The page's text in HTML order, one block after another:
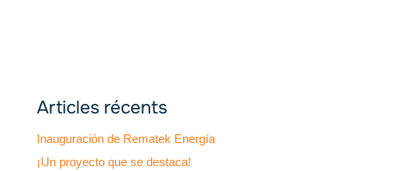
Articles récents
Inauguración de Rematek Energía
¡Un proyecto que se destaca!